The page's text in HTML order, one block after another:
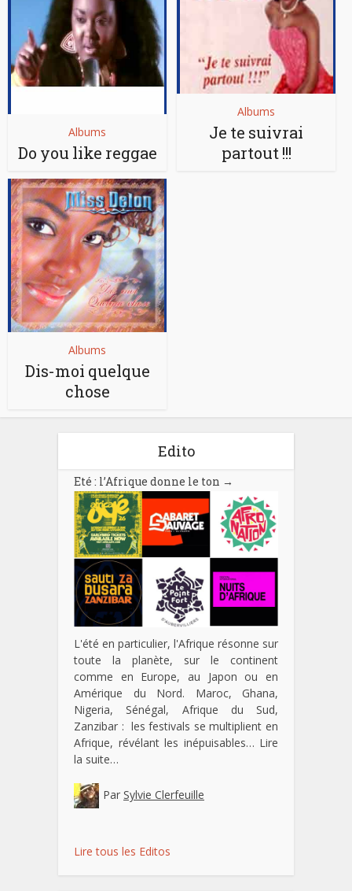
Albums
Do you like reggae
Albums
Je te suivrai
partout !!!
Albums
Dis-moi quelque
chose
Edito
Eté : l’Afrique donne le ton →
L'été en particulier, l'Afrique résonne sur
toute la planète, sur le continent
comme en Europe, au Japon ou en
Amérique du Nord. Maroc, Ghana,
Nigeria, Sénégal, Afrique du Sud,
Zanzibar : les festivals se multiplient en
Afrique, révélant les inépuisables… Lire
la suite…
Par Sylvie Clerfeuille
Lire tous les Editos